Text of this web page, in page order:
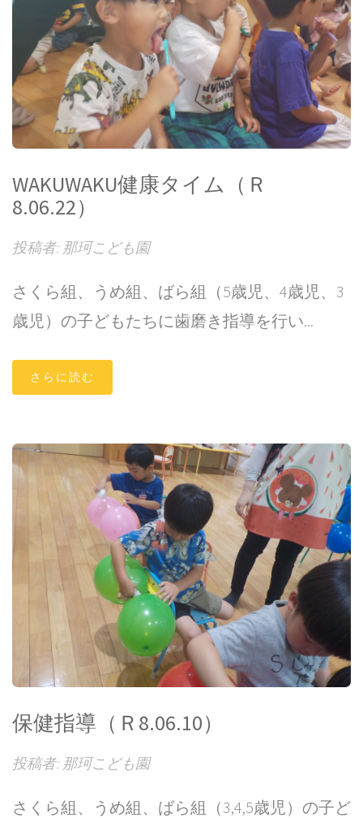
WAKUWAKU健康タイム（Ｒ
8.06.22）
投稿者: 那珂こども園
さくら組、うめ組、ばら組（5歳児、4歳児、3
歳児）の子どもたちに歯磨き指導を行い...
さらに読む
保健指導（Ｒ8.06.10）
投稿者: 那珂こども園
さくら組、うめ組、ばら組（3,4,5歳児）の子ど